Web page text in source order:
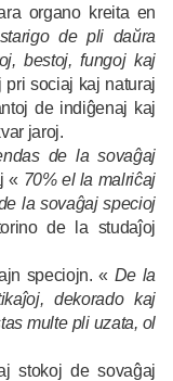
organo kreita en
starigo de pli daŭra
bestoj, fungoj kaj
sociaj kaj naturaj
de indiĝenaj kaj
jaroj.
de la sovaĝaj
« 70% el la malriĉaj
la sovaĝaj specioj
de la studaĵoj
speciojn. « De la
dekorado kaj
multe pli uzata, ol
stokoj de sovaĝaj